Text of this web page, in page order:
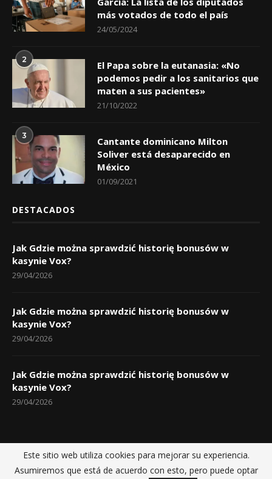
más votados de todo el país
24/05/2024
2
El Papa sobre la eutanasia: «No
podemos pedir a los sanitarios que
maten a sus pacientes»
21/10/2022
3
Cantante dominicano Milton
Soliver está desaparecido en
México
01/09/2021
DESTACADOS
Jak Gdzie można sprawdzić historię bonusów w
kasynie Vox?
29/04/2026
Jak Gdzie można sprawdzić historię bonusów w
kasynie Vox?
29/04/2026
Jak Gdzie można sprawdzić historię bonusów w
kasynie Vox?
29/04/2026
Inicio Políticas de privacidad Sobre nosotros Contactos
Este sitio web utiliza cookies para mejorar su experiencia.
Asumiremos que está de acuerdo con esto, pero puede optar